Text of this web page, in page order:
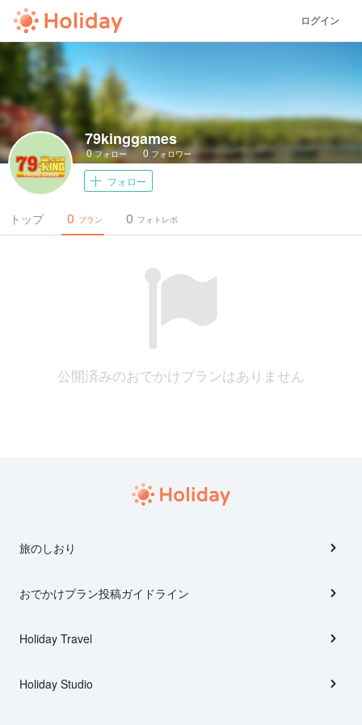
ログイン
79kinggames
0フォロー 0 フォロワー
フォロー
トップ プラン
0 フォトレポ
0
公開済みのおでかけプランはありません
旅のしおり
おでかけプラン投稿ガイドライン
Holiday Travel
Holiday Studio